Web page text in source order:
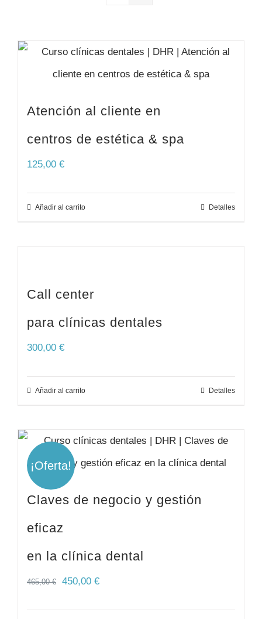
CONTACTO
Atención al cliente en
centros de estética & spa
125,00 €
Añadir al carrito Detalles
Call center
para clínicas dentales
300,00 €
Añadir al carrito Detalles
¡Oferta!
Claves de negocio y gestión
eficaz
en la clínica dental
465,00€ 450,00 €